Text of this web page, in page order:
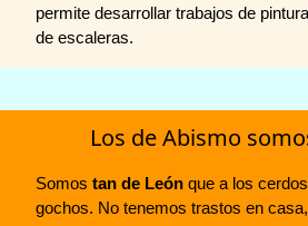
permite desarrollar trabajos de
de escaleras.
Los de Abismo
Somos tan de León que a los
gochos. No tenemos trastos en